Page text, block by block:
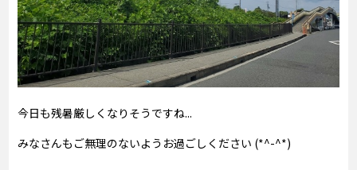
今日も残暑厳しくなりそうですね...
みなさんもご無理のないようお過ごしください (*^-^*)